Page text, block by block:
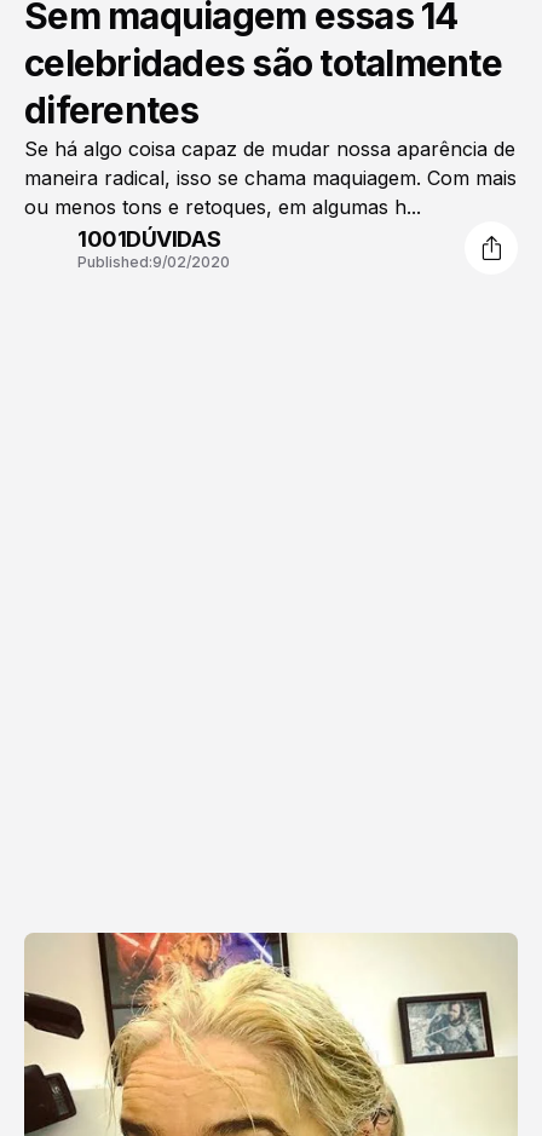
Sem maquiagem essas 14
celebridades são totalmente
diferentes
Se há algo coisa capaz de mudar nossa aparência de
maneira radical, isso se chama maquiagem. Com mais
ou menos tons e retoques, em algumas h...
1001DÚVIDAS
Published:9/02/2020